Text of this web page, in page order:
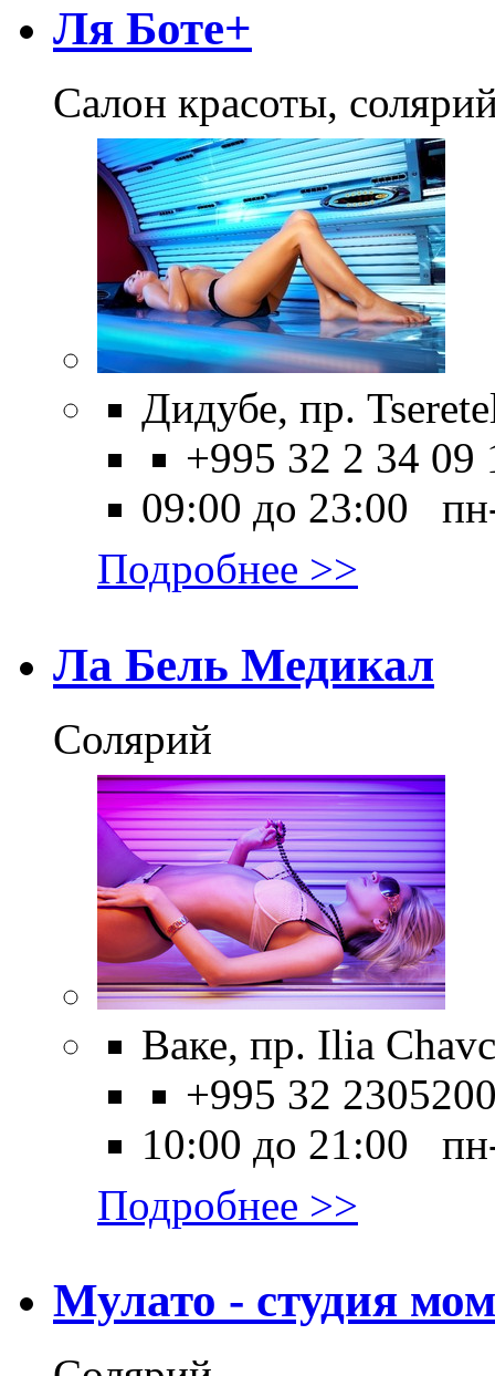
Ля Боте+
Салон красоты,
Дидубе, пр.
+995 32 2 34 09
09:00 до 23:00
Подробнее >>
Ла Бель Медикал
Солярий
Ваке, пр. Ilia
+995 32
10:00 до 21:00
Подробнее >>
Мулато - студия